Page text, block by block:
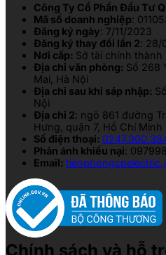
Công Ty Cổ Phần Đầu Tư
Mã số doanh nghiệp:
Đăng ký ngày: 7/11/2023
Đăng ký thay đổi lần 2: 28/
Nơi cấp: Sở tài chính thành
Địa chỉ văn phòng: Số 268
Mai, Hà Nội
Địa chỉ sau khi sáp nhập:
Nội
Địa chỉ 2: ngõ 861 đường
Hưng, quận 7, Hồ Chí Minh
Số điện thoại:
Phản ánh khiếu nại:
Email:
Chính sách và hỗ